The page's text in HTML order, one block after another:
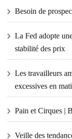
Besoin de
La Fed adopte
stabilité des prix
Les travailleurs
excessives en
Pain et Cirques |
Veille des